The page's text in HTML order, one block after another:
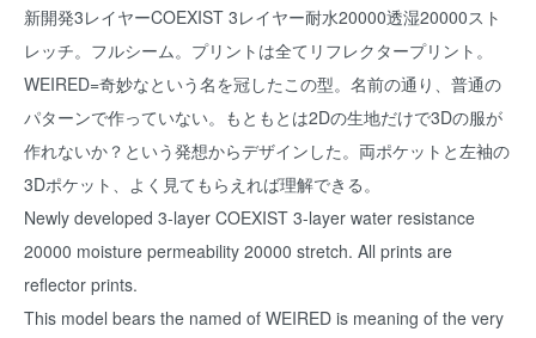
新開発3レイヤーCOEXIST 3レイヤー耐水20000透湿20000スト
レッチ。フルシーム。プリントは全てリフレクタープリント。
WEIRED=奇妙なという名を冠したこの型。名前の通り、普通の
パターンで作っていない。もともとは2Dの生地だけで3Dの服が
作れないか？という発想からデザインした。両ポケットと左袖の
3Dポケット、よく見てもらえれば理解できる。
Newly developed 3-layer COEXIST 3-layer water resistance
20000 moisture permeability 20000 stretch. All prints are
reflector prints.
This model bears the named of WEIRED is meaning of the very